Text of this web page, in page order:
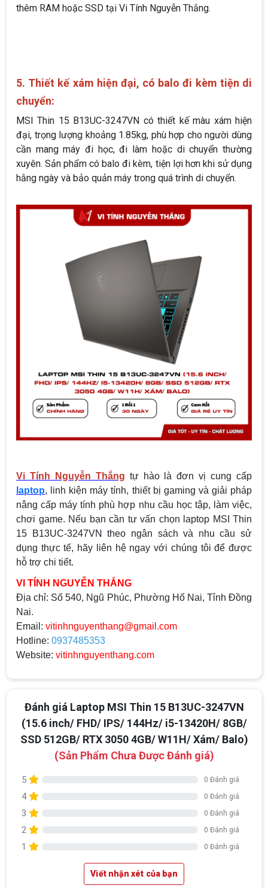
thêm RAM hoặc SSD tại Vi Tính Nguyễn Thắng.
5. Thiết kế xám hiện đại, có balo đi kèm tiện di
chuyển:
MSI Thin 15 B13UC-3247VN có thiết kế màu xám hiện
đại, trọng lượng khoảng 1.85kg, phù hợp cho người dùng
cần mang máy đi học, đi làm hoặc di chuyển thường
xuyên. Sản phẩm có balo đi kèm, tiện lợi hơn khi sử dụng
hằng ngày và bảo quản máy trong quá trình di chuyển.
Vi Tính Nguyễn Thắng tự hào là đơn vị cung cấp
laptop, linh kiện máy tính, thiết bị gaming và giải pháp
nâng cấp máy tính phù hợp nhu cầu học tập, làm việc,
chơi game. Nếu bạn cần tư vấn chọn laptop MSI Thin
15 B13UC-3247VN theo ngân sách và nhu cầu sử
dụng thực tế, hãy liên hệ ngay với chúng tôi để được
hỗ trợ chi tiết.
VI TÍNH NGUYỄN THẮNG
Địa chỉ: Số 540, Ngũ Phúc, Phường Hố Nai, Tỉnh Đồng
Nai.
Email: vitinhnguyenthang@gmail.com
Hotline: 0937485353
Website: vitinhnguyenthang.com
Đánh giá Laptop MSI Thin 15 B13UC-3247VN
(15.6 inch/ FHD/ IPS/ 144Hz/ i5-13420H/ 8GB/
SSD 512GB/ RTX 3050 4GB/ W11H/ Xám/ Balo)
(Sản Phẩm Chưa Được Đánh giá)
5 0 Đánh giá
4 0 Đánh giá
3 0 Đánh giá
2 0 Đánh giá
1 0 Đánh giá
Viết nhận xét của bạn